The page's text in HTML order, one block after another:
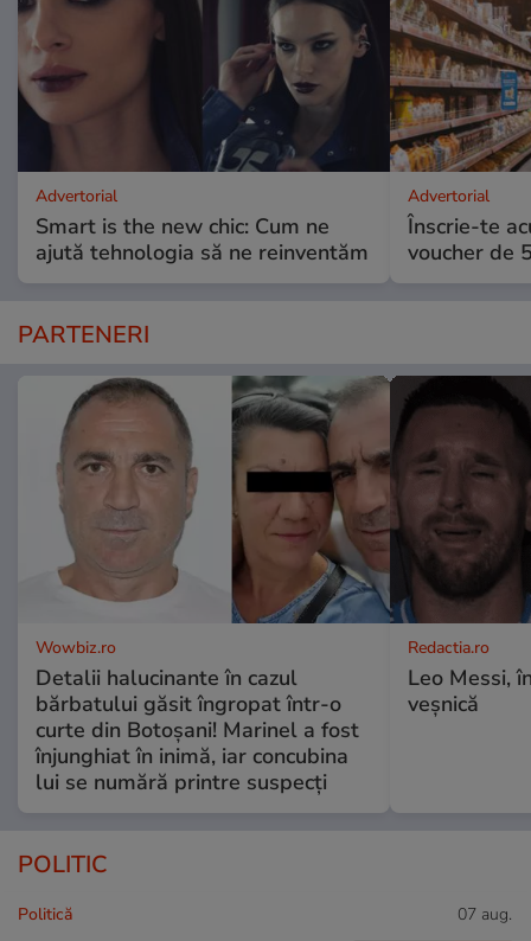
Advertorial
Smart is the new chic: Cum ne
ajută tehnologia să ne reinventăm
Advertorial
Înscrie-te
voucher de
PARTENERI
Wowbiz.ro
Detalii halucinante în cazul
bărbatului găsit îngropat într-o
curte din Botoșani! Marinel a fost
înjunghiat în inimă, iar concubina
lui se numără printre suspecți
Redactia.ro
Leo Messi,
veșnică
POLITIC
Politică 07 aug.